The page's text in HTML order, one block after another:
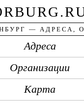
— АДРЕСА,
Адреса
Организации
Карта